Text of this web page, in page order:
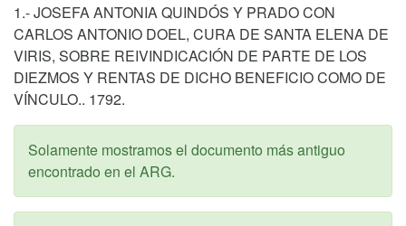
1.- JOSEFA ANTONIA QUINDÓS Y PRADO CON
CARLOS ANTONIO DOEL, CURA DE SANTA ELENA DE
VIRIS, SOBRE REIVINDICACIÓN DE PARTE DE LOS
DIEZMOS Y RENTAS DE DICHO BENEFICIO COMO DE
VÍNCULO.. 1792.
Solamente mostramos el documento más antiguo
encontrado en el ARG.